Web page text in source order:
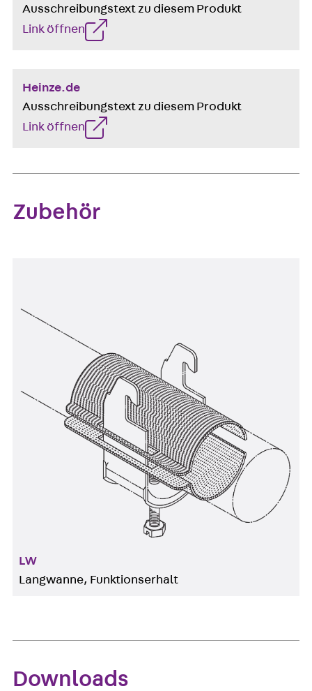
Ausschreibungstext zu diesem Produkt
Link öffnen
Heinze.de
Ausschreibungstext zu diesem Produkt
Link öffnen
Zubehör
LW
Langwanne, Funktionserhalt
Downloads